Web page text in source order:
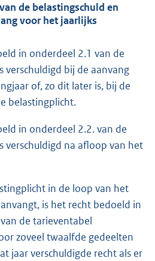
de belastingschuld en
voor het jaarlijks
in onderdeel 2.1 van de
verschuldigd bij de aanvang
of, zo dit later is, bij de
belastingplicht.
in onderdeel 2.2. van de
verschuldigd na afloop van het
in de loop van het
is het recht bedoeld in
de tarieventabel
zoveel twaalfde gedeelten
jaar verschuldigde recht als er